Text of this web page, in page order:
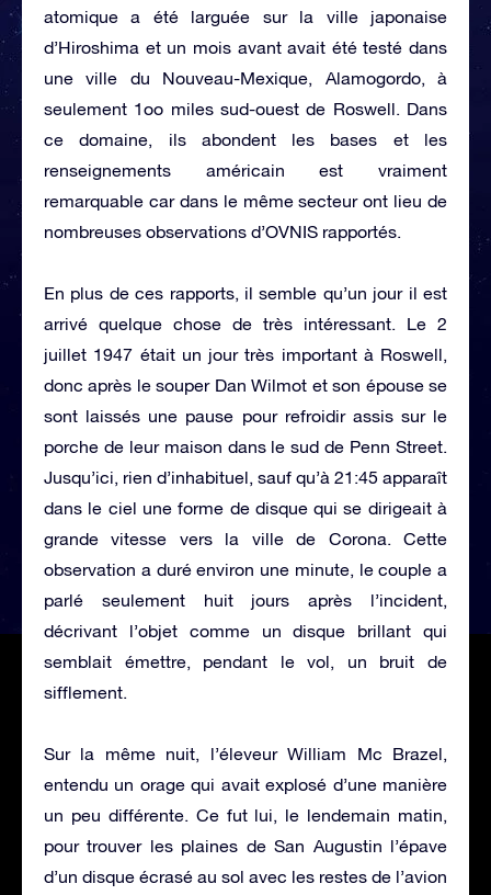
atomique a été larguée sur la ville japonaise
d’Hiroshima et un mois avant avait été testé dans
une ville du Nouveau-Mexique, Alamogordo, à
seulement 1oo miles sud-ouest de Roswell. Dans
ce domaine, ils abondent les bases et les
renseignements américain est vraiment
remarquable car dans le même secteur ont lieu de
nombreuses observations d’OVNIS rapportés.
En plus de ces rapports, il semble qu’un jour il est
arrivé quelque chose de très intéressant. Le 2
juillet 1947 était un jour très important à Roswell,
donc après le souper Dan Wilmot et son épouse se
sont laissés une pause pour refroidir assis sur le
porche de leur maison dans le sud de Penn Street.
Jusqu’ici, rien d’inhabituel, sauf qu’à 21:45 apparaît
dans le ciel une forme de disque qui se dirigeait à
grande vitesse vers la ville de Corona. Cette
observation a duré environ une minute, le couple a
parlé seulement huit jours après l’incident,
décrivant l’objet comme un disque brillant qui
semblait émettre, pendant le vol, un bruit de
sifflement.
Sur la même nuit, l’éleveur William Mc Brazel,
entendu un orage qui avait explosé d’une manière
un peu différente. Ce fut lui, le lendemain matin,
pour trouver les plaines de San Augustin l’épave
d’un disque écrasé au sol avec les restes de l’avion